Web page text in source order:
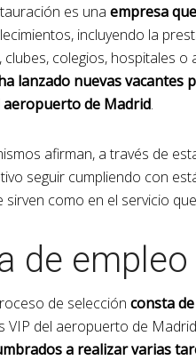
es una empresa
incluyendo la
clubes, colegios, hospitales
lanzado nuevas vacantes
aeropuerto de Madrid.
afirman, a través de
seguir cumpliendo con
sirven como en el servicio
de empleo
de selección consta
VIP del aeropuerto de
a realizar varias